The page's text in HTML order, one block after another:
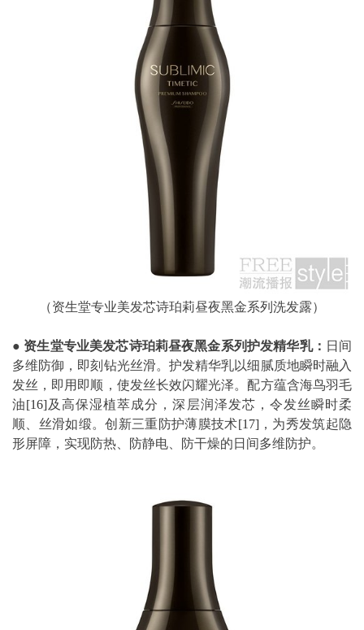
（资生堂专业美发芯诗珀莉昼夜黑金系列洗发露）
● 资生堂专业美发芯诗珀莉昼夜黑金系列护发精华乳： 日间
多维防御，即刻钻光丝滑。护发精华乳以细腻质地瞬时融入
发丝，即用即顺，使发丝长效闪耀光泽。配方蕴含海鸟羽毛
油[16]及高保湿植萃成分，深层润泽发芯，令发丝瞬时柔
顺、丝滑如缎。创新三重防护薄膜技术[17]，为秀发筑起隐
形屏障，实现防热、防静电、防干燥的日间多维防护。